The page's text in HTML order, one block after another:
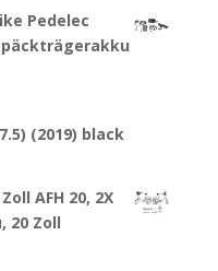
Pedelec
(2019) black
AFH 20, 2X
20 Zoll